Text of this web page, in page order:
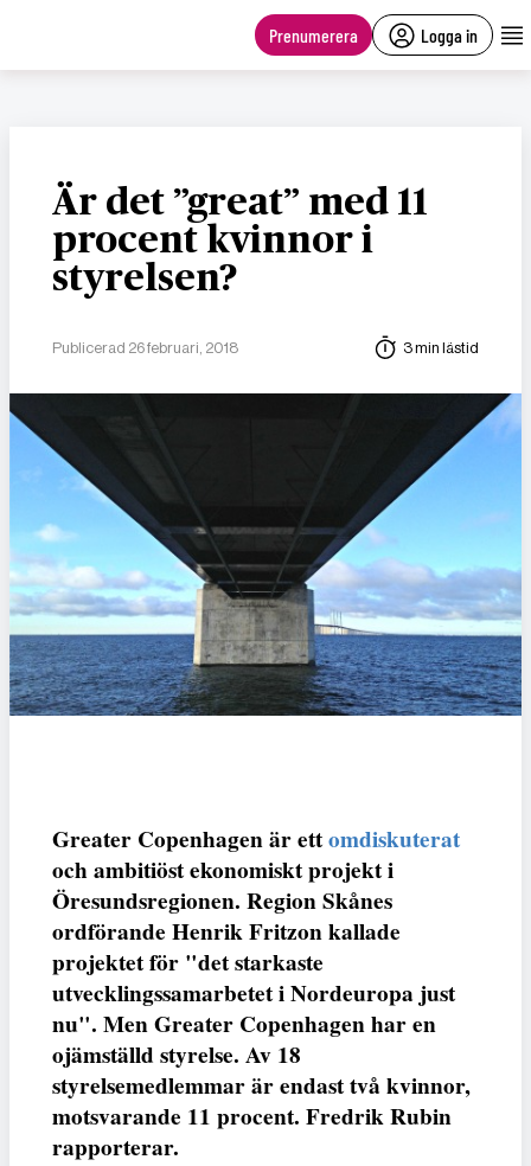
Prenumerera Logga in
Är det ”great” med 11
procent kvinnor i
styrelsen?
Publicerad 26 februari, 2018 3 min lästid
Greater Copenhagen är ettomdiskuterat
och ambitiöst ekonomiskt projekt i
Öresundsregionen. Region Skånes
ordförande Henrik Fritzon kallade
projektet för "det starkaste
utvecklingssamarbetet i Nordeuropa just
nu". Men Greater Copenhagen har en
ojämställd styrelse. Av 18
styrelsemedlemmar är endast två kvinnor,
motsvarande 11 procent. Fredrik Rubin
rapporterar.